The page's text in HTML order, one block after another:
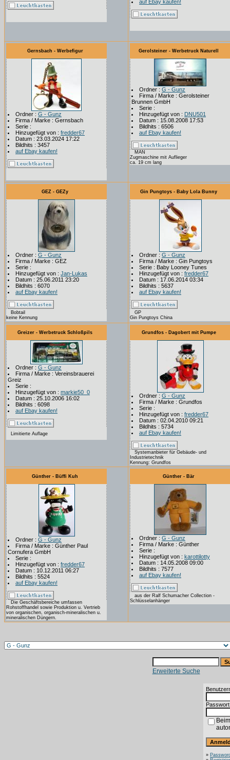
auf Ebay kaufen!
Gernsbach - Werbefigur
Ordner : G - Gunz
Firma / Marke : Gernsbach
Serie :
Hinzugefügt von : fredder67
Datum : 23.03.2024 17:22
Bildhits : 3457
auf Ebay kaufen!
Gerolsteiner - Werbetruck Naturell
Ordner : G - Gunz
Firma / Marke : Gerolsteiner
Brunnen GmbH
Serie :
Hinzugefügt von : DNU501
Datum : 15.08.2008 17:53
Bildhits : 6506
auf Ebay kaufen!
MAN
Zugmaschine mit Auflieger
ca. 19 cm lang
GEZ - GEZy
Ordner : G - Gunz
Firma / Marke : GEZ
Serie :
Hinzugefügt von : Jan-Lukas
Datum : 25.06.2011 23:20
Bildhits : 6070
auf Ebay kaufen!
Bobtail
keine Kennung
Gin Pungtoys - Baby Lola Bunny
Ordner : G - Gunz
Firma / Marke : Gin Pungtoys
Serie : Baby Looney Tunes
Hinzugefügt von : fredder67
Datum : 17.06.2014 03:34
Bildhits : 5637
auf Ebay kaufen!
GP
Gin Pungtoys China
Greizer - Werbetruck Schloßpils
Ordner : G - Gunz
Firma / Marke : Vereinsbrauerei
Greiz
Serie :
Hinzugefügt von : markie50_0
Datum : 25.10.2006 16:02
Bildhits : 6098
auf Ebay kaufen!
Limitierte Auflage
Grundfos - Dagobert mit Pumpe
Ordner : G - Gunz
Firma / Marke : Grundfos
Serie :
Hinzugefügt von : fredder67
Datum : 02.04.2010 09:21
Bildhits : 5734
auf Ebay kaufen!
Systemanbieter für Gebäude- und
Industrietechnik
Kennung: Grundfos
Günther - Büffi Kuh
Ordner : G - Gunz
Firma / Marke : Günther Paul
Cornufera GmbH
Serie :
Hinzugefügt von : fredder67
Datum : 10.12.2011 06:27
Bildhits : 5524
auf Ebay kaufen!
Die Geschäftsbereiche umfassen
Rohstoffhandel sowie Produktion u. Vertrieb
von organischen, organisch-mineralischen u.
mineralischen Düngern.
Günther - Bär
Ordner : G - Gunz
Firma / Marke : Günther
Serie :
Hinzugefügt von : karottilotty
Datum : 14.05.2008 09:00
Bildhits : 7577
auf Ebay kaufen!
aus der Ralf Schumacher Collection -
Schlüsselanhänger
Erweiterte Suche
»